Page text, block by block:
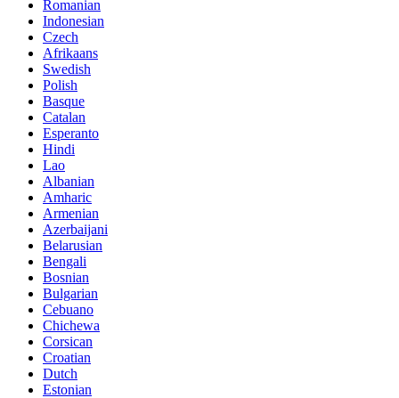
Romanian
Indonesian
Czech
Afrikaans
Swedish
Polish
Basque
Catalan
Esperanto
Hindi
Lao
Albanian
Amharic
Armenian
Azerbaijani
Belarusian
Bengali
Bosnian
Bulgarian
Cebuano
Chichewa
Corsican
Croatian
Dutch
Estonian